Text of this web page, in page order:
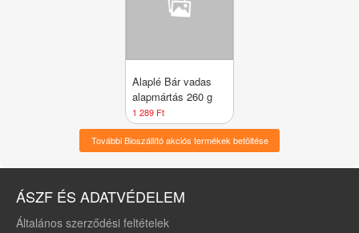
Alaplé Bár vadas
alapmártás 260 g
1 289 Ft
További Bioszállító akciós termékek betöltése
ÁSZF ÉS ADATVÉDELEM
Általános szerződési feltételek